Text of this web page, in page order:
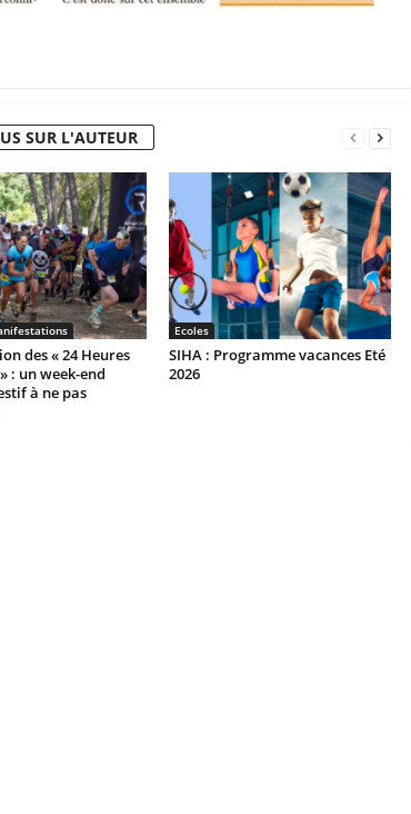
SUR L'AUTEUR
des « 24 Heures
: un week-end
à ne pas
Ecoles
SIHA : Programme vacances Eté
2026